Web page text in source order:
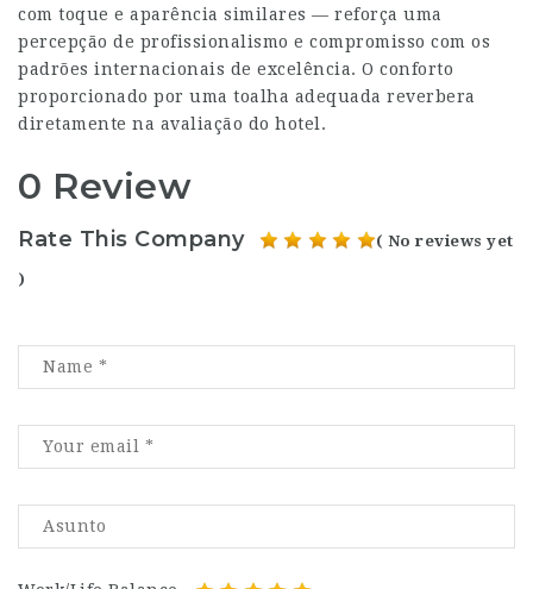
com toque e aparência similares — reforça uma
percepção de profissionalismo e compromisso com os
padrões internacionais de excelência. O conforto
proporcionado por uma toalha adequada reverbera
diretamente na avaliação do hotel.
0 Review
Rate This Company ( No reviews yet
)